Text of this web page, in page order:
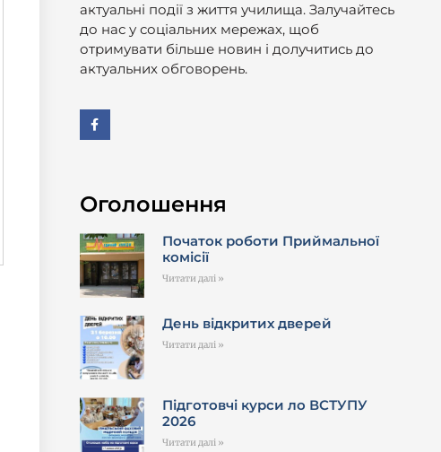
актуальні події з життя училища. Залучайтесь
до нас у соціальних мережах, щоб
отримувати більше новин і долучитись до
актуальних обговорень.
Оголошення
Початок роботи Приймальної
комісії
Читати далі »
День відкритих дверей
Читати далі »
Підготовчі курси ло ВСТУПУ
2026
Читати далі »